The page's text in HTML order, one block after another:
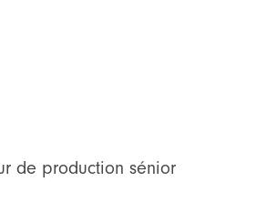
de production sénior